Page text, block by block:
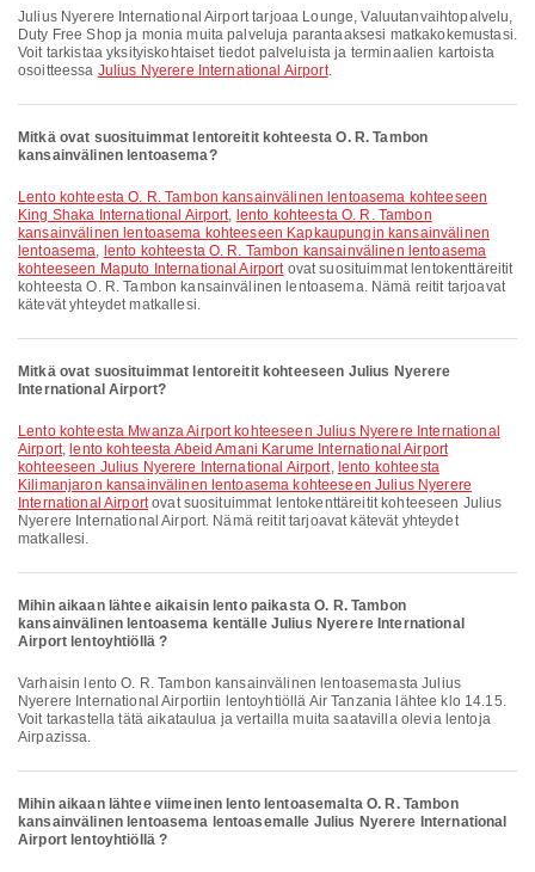
Julius Nyerere International Airport tarjoaa Lounge, Valuutanvaihtopalvelu,
Duty Free Shop ja monia muita palveluja parantaaksesi matkakokemustasi.
Voit tarkistaa yksityiskohtaiset tiedot palveluista ja terminaalien kartoista
osoitteessa Julius Nyerere International Airport.
Mitkä ovat suosituimmat lentoreitit kohteesta O. R. Tambon
kansainvälinen lentoasema?
lento kohteesta O. R. Tambon kansainvälinen lentoasema kohteeseen
King Shaka International Airport, lento kohteesta O. R. Tambon
kansainvälinen lentoasema kohteeseen Kapkaupungin kansainvälinen
lentoasema, lento kohteesta O. R. Tambon kansainvälinen lentoasema
kohteeseen Maputo International Airportovat suosituimmat lentokenttäreitit
kohteesta O. R. Tambon kansainvälinen lentoasema. Nämä reitit tarjoavat
kätevät yhteydet matkallesi.
Mitkä ovat suosituimmat lentoreitit kohteeseen Julius Nyerere
International Airport?
lento kohteesta Mwanza Airport kohteeseen Julius Nyerere International
Airport, lento kohteesta Abeid Amani Karume International Airport
kohteeseen Julius Nyerere International Airport, lento kohteesta
Kilimanjaron kansainvälinen lentoasema kohteeseen Julius Nyerere
International Airportovat suosituimmat lentokenttäreitit kohteeseen Julius
Nyerere International Airport. Nämä reitit tarjoavat kätevät yhteydet
matkallesi.
Mihin aikaan lähtee aikaisin lento paikasta O. R. Tambon
kansainvälinen lentoasema kentälle Julius Nyerere International
Airport lentoyhtiöllä ?
Varhaisin lento O. R. Tambon kansainvälinen lentoasemasta Julius
Nyerere International Airportiin lentoyhtiöllä Air Tanzania lähtee klo 14.15.
Voit tarkastella tätä aikataulua ja vertailla muita saatavilla olevia lentoja
Airpazissa.
Mihin aikaan lähtee viimeinen lento lentoasemalta O. R. Tambon
kansainvälinen lentoasema lentoasemalle Julius Nyerere International
Airport lentoyhtiöllä ?